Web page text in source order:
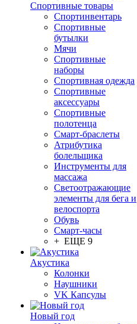
Спортивные товары
Спортинвентарь
Спортивные
бутылки
Мячи
Спортивные
наборы
Спортивная одежда
Спортивные
аксессуары
Спортивные
полотенца
Смарт-браслеты
Атрибутика
болельщика
Инструменты для
массажа
Светоотражающие
элементы для бега и
велоспорта
Обувь
Смарт-часы
+ ЕЩЕ 9
Акустика
Колонки
Наушники
VK Капсулы
Новый год